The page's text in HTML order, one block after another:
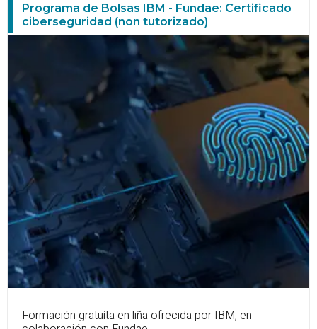
Programa de Bolsas IBM - Fundae: Certificado
ciberseguridad (non tutorizado)
Formación gratuíta en liña ofrecida por IBM, en